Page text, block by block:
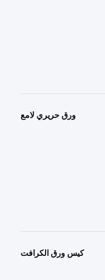
ورق حريري لامع
كيس ورق الكرافت